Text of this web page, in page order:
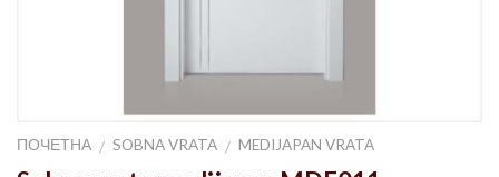
ПОЧЕТНА / SOBNA VRATA / MEDIJAPAN VRATA